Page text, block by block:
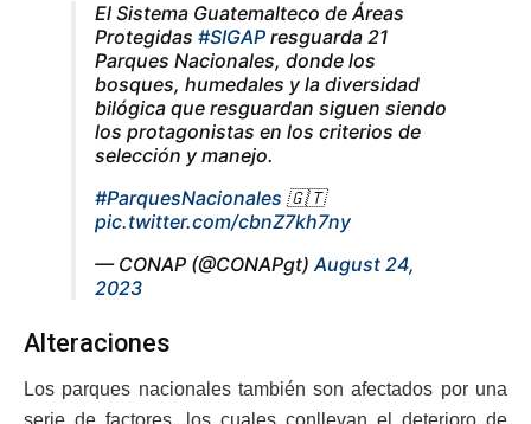
El Sistema Guatemalteco de Áreas
Protegidas #SIGAP resguarda 21
Parques Nacionales, donde los
bosques, humedales y la diversidad
bilógica que resguardan siguen siendo
los protagonistas en los criterios de
selección y manejo.
#ParquesNacionales 🇬🇹
pic.twitter.com/cbnZ7kh7ny
— CONAP (@CONAPgt)August 24,
2023
Alteraciones
Los parques nacionales también son afectados por una
serie de factores, los cuales conllevan el deterioro de